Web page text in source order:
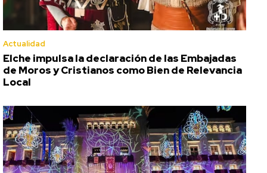
Actualidad
Elche impulsa la declaración de las Embajadas
de Moros y Cristianos como Bien de Relevancia
Local